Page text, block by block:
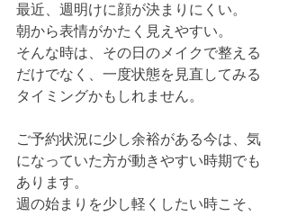
最近、週明けに顔が決まりにくい。
朝から表情がかたく見えやすい。
そんな時は、その日のメイクで整える
だけでなく、一度状態を見直してみる
タイミングかもしれません。
ご予約状況に少し余裕がある今は、気
になっていた方が動きやすい時期でも
あります。
週の始まりを少し軽くしたい時こそ、